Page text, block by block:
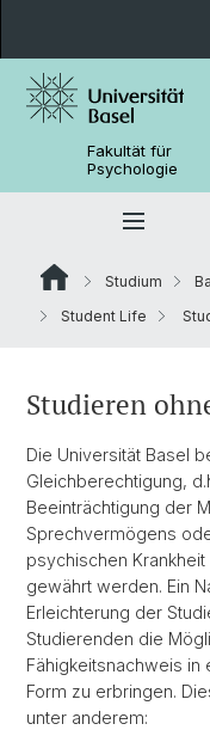
Fakultät für
Psychologie
Studium
Student Life
Studieren
Die Universität Basel
Gleichberechtigung,
Beeinträchtigung der
Sprechvermögens
psychischen
gewährt werden. Ein
Erleichterung der
Studierenden die
Fähigkeitsnachweis in
Form zu erbringen.
unter anderem: